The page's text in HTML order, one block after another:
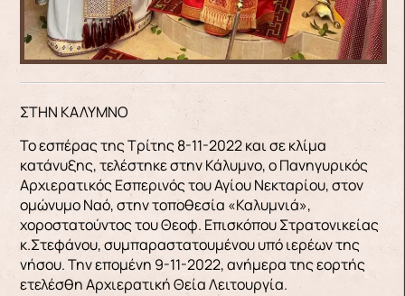
ΣΤΗΝ ΚΑΛΥΜΝΟ
Το εσπέρας της Τρίτης 8-11-2022 και σε κλίμα
κατάνυξης, τελέστηκε στην Κάλυμνο, ο Πανηγυρικός
Αρχιερατικός Εσπερινός του Αγίου Νεκταρίου, στον
ομώνυμο Ναό, στην τοποθεσία «Καλυμνιά»,
χοροστατούντος του Θεοφ. Επισκόπου Στρατονικείας
κ.Στεφάνου, συμπαραστατουμένου υπό ιερέων της
νήσου. Την επομένη 9-11-2022, ανήμερα της εορτής
ετελέσθη Αρχιερατική Θεία Λειτουργία.